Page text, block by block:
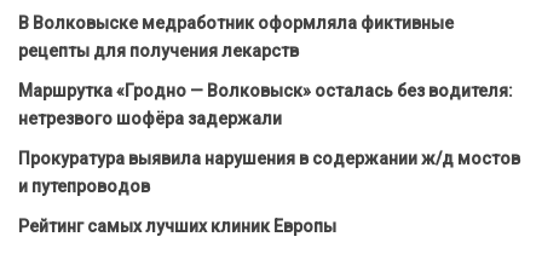
В Волковыске медработник оформляла фиктивные
рецепты для получения лекарств
Маршрутка «Гродно — Волковыск» осталась без водителя:
нетрезвого шофёра задержали
Прокуратура выявила нарушения в содержании ж/д мостов
и путепроводов
Рейтинг самых лучших клиник Европы